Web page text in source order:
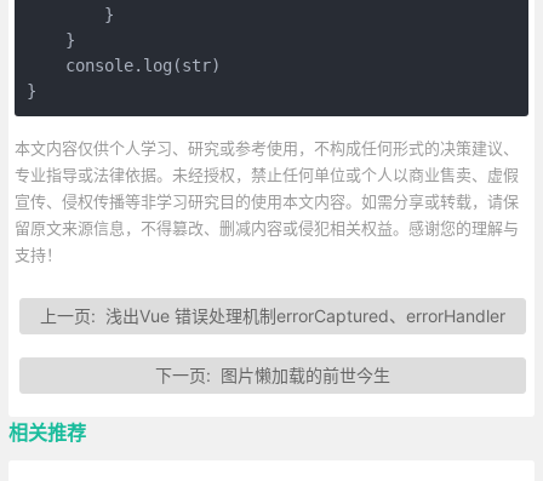
        }
    }
console.log(str)
}
本文内容仅供个人学习、研究或参考使用，不构成任何形式的决策建议、
专业指导或法律依据。未经授权，禁止任何单位或个人以商业售卖、虚假
宣传、侵权传播等非学习研究目的使用本文内容。如需分享或转载，请保
留原文来源信息，不得篡改、删减内容或侵犯相关权益。感谢您的理解与
支持！
上一页: 浅出Vue 错误处理机制errorCaptured、errorHandler
下一页: 图片懒加载的前世今生
相关推荐